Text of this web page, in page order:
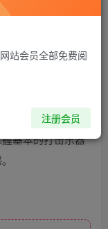
零基础学员学习
击技巧和乐曲演
基本的打击乐器
站会员全部免费阅
注册会员